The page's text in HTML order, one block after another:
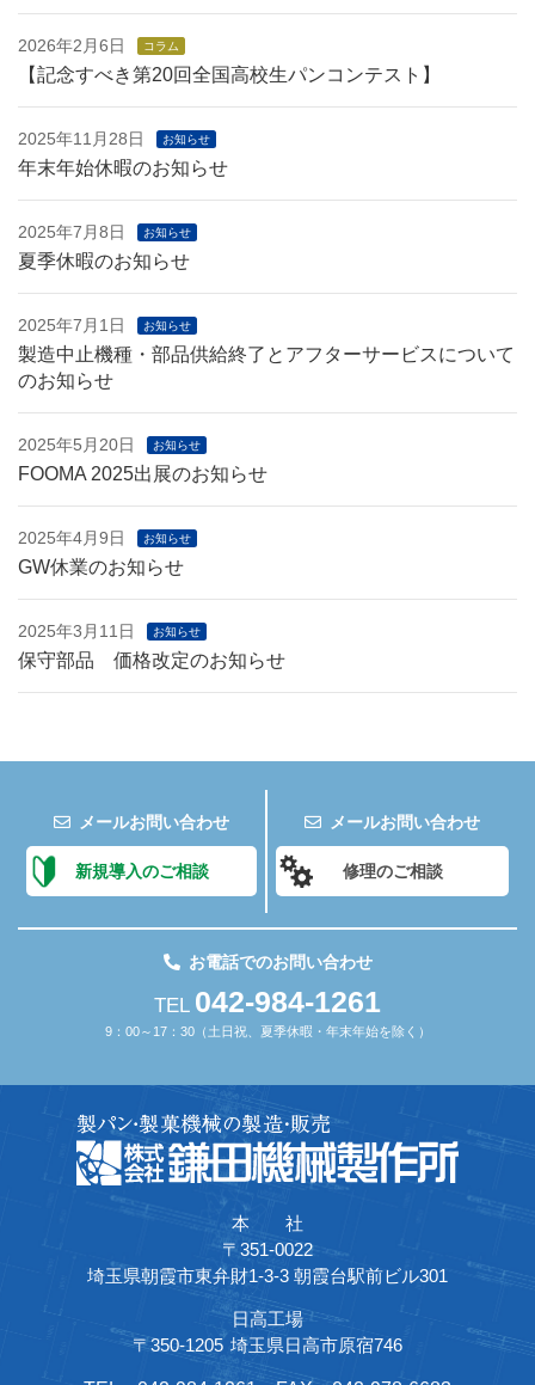
2026年2月6日 コラム
【記念すべき第20回全国高校生パンコンテスト】
2025年11月28日 お知らせ
年末年始休暇のお知らせ
2025年7月8日 お知らせ
夏季休暇のお知らせ
2025年7月1日 お知らせ
製造中止機種・部品供給終了とアフターサービスについて
のお知らせ
2025年5月20日 お知らせ
FOOMA 2025出展のお知らせ
2025年4月9日 お知らせ
GW休業のお知らせ
2025年3月11日 お知らせ
保守部品 価格改定のお知らせ
メールお問い合わせ
新規導入のご相談
メールお問い合わせ
修理のご相談
お電話でのお問い合わせ
TEL 042-984-1261
9：00～17：30（土日祝、夏季休暇・年末年始を除く）
本 社
〒351-0022
埼玉県朝霞市東弁財1-3-3 朝霞台駅前ビル301
日高工場
〒350-1205 埼玉県日高市原宿746